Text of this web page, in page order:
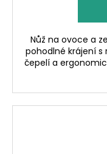
Nůž na ovoce a
pohodlné krájení
čepelí a